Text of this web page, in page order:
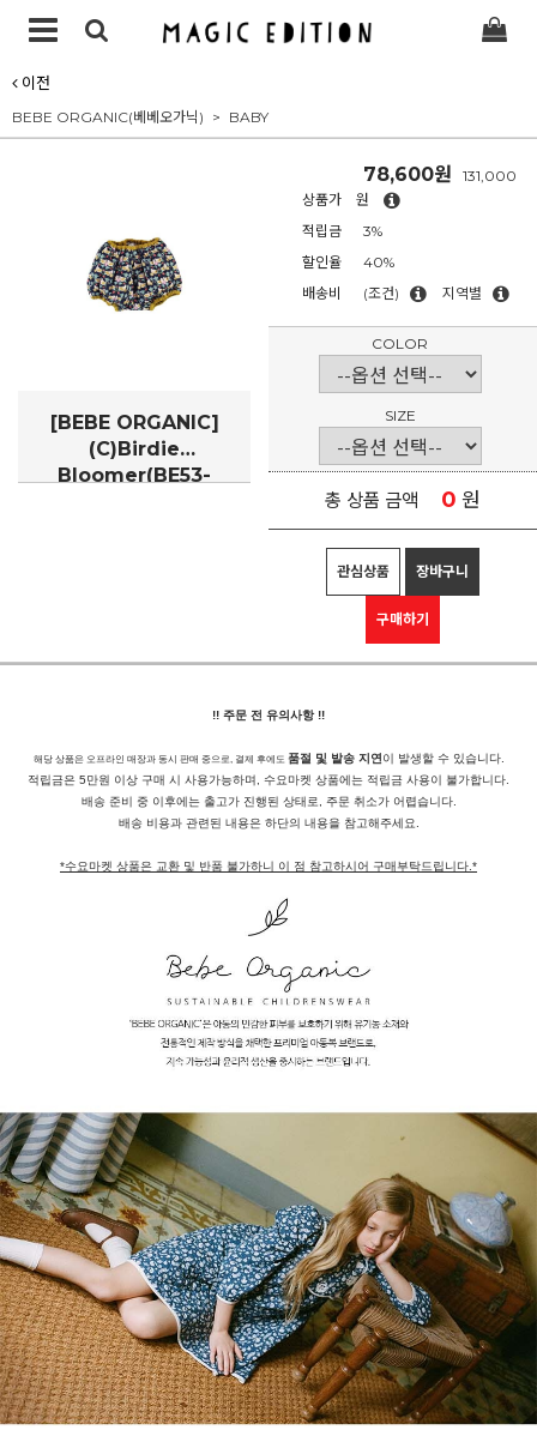
이전
BEBE ORGANIC(베베오가닉) BABY
[BEBE ORGANIC]
(C)Birdie
Bloomer(BE53-
상품가
78,600원 131,000
원
적립금
3%
할인율
40%
배송비
(조건) 지역별
COLOR
SIZE
총 상품 금액 0 원
관심상품 장바구니
구매하기
!! 주문 전 유의사항 !!
해당 상품은 오프라인 매장과 동시 판매 중으로, 결제 후에도 품절 및 발송 지연 이 발생할 수 있습니다.
적립금은 5만원 이상 구매 시 사용가능하며, 수요마켓 상품에는 적립금 사용이 불가합니다.
배송 준비 중 이후에는 출고가 진행된 상태로, 주문 취소가 어렵습니다.
배송 비용과 관련된 내용은 하단의 내용을 참고해주세요.
*수요마켓 상품은 교환 및 반품 불가하니 이 점 참고하시어 구매부탁드립니다.*